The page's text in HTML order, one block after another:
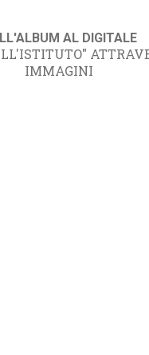
AL DIGITALE
IMMAGINI